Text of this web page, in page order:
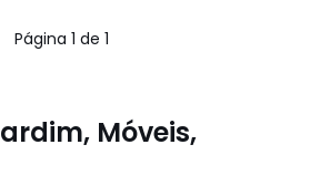
Página 1 de 1
Móveis,